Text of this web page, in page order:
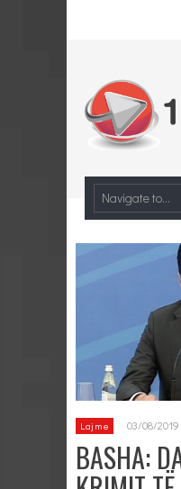
Lajme 03/08/2019
BASHA: